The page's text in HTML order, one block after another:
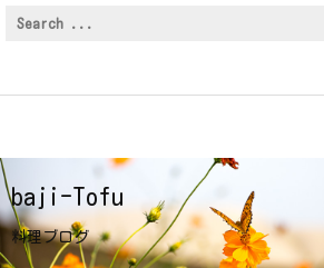
Warning: Trying to access array offset
baji-Tofu
料理ブログ